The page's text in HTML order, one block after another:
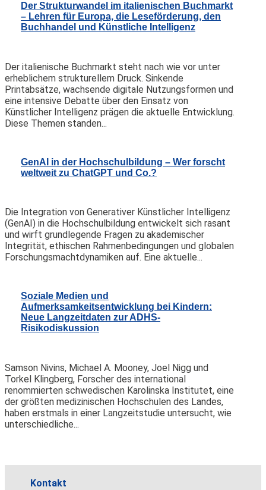
Der Strukturwandel im italienischen Buchmarkt
– Lehren für Europa, die Leseförderung, den
Buchhandel und Künstliche Intelligenz
Der italienische Buchmarkt steht nach wie vor unter
erheblichem strukturellem Druck. Sinkende
Printabsätze, wachsende digitale Nutzungsformen und
eine intensive Debatte über den Einsatz von
Künstlicher Intelligenz prägen die aktuelle Entwicklung.
Diese Themen standen...
GenAI in der Hochschulbildung – Wer forscht
weltweit zu ChatGPT und Co.?
Die Integration von Generativer Künstlicher Intelligenz
(GenAI) in die Hochschulbildung entwickelt sich rasant
und wirft grundlegende Fragen zu akademischer
Integrität, ethischen Rahmenbedingungen und globalen
Forschungsmachtdynamiken auf. Eine aktuelle...
Soziale Medien und
Aufmerksamkeitsentwicklung bei Kindern:
Neue Langzeitdaten zur ADHS-
Risikodiskussion
Samson Nivins, Michael A. Mooney, Joel Nigg und
Torkel Klingberg, Forscher des international
renommierten schwedischen Karolinska Institutet, eine
der größten medizinischen Hochschulen des Landes,
haben erstmals in einer Langzeitstudie untersucht, wie
unterschiedliche...
Kontakt